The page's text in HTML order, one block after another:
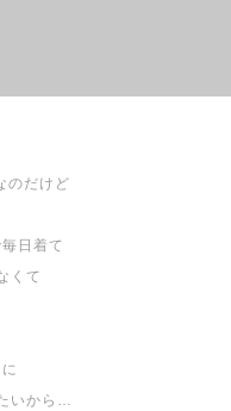
のだけど
日着て
くて
いから…